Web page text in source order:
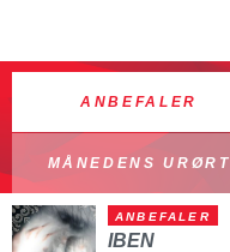
ANBEFALER
MÅNEDENS URØRT
ANBEFALER
IBEN